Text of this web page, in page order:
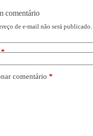
comentário
de e-mail não será publicado.
comentário *